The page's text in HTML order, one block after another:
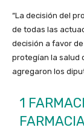
“La decisión del
de todas las
decisión a favor
protegían la salud
agregaron los
1